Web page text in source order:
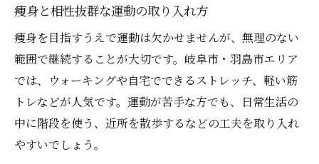
痩身と相性抜群な運動の取り入れ方
痩身を目指すうえで運動は欠かせませんが、無理のない
範囲で継続することが大切です。岐阜市・羽島市エリア
では、ウォーキングや自宅でできるストレッチ、軽い筋
トレなどが人気です。運動が苦手な方でも、日常生活の
中に階段を使う、近所を散歩するなどの工夫を取り入れ
やすいでしょう。